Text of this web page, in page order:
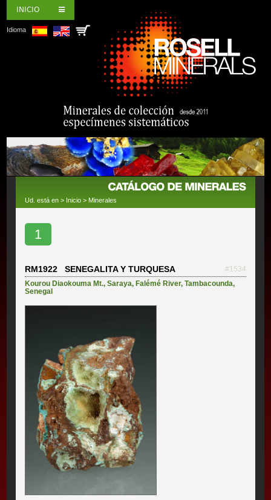
INICIO
Idioma
Ud. está en > Inicio > Minerales
1
RM1922 SENEGALITA Y TURQUESA
#1534
Kourou Diaokouma Mt.,Saraya,Falémé River,Tambacounda,
Senegal